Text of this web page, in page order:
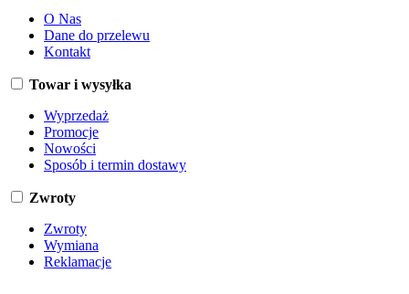
O Nas
Dane do przelewu
Kontakt
Towar i wysyłka
Wyprzedaż
Promocje
Nowości
Sposób i termin dostawy
Zwroty
Zwroty
Wymiana
Reklamacje